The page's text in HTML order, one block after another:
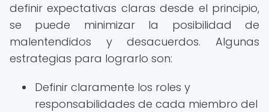
definir expectativas claras desde el principio,
se puede minimizar la posibilidad de
malentendidos y desacuerdos. Algunas
estrategias para lograrlo son:
Definir claramente los roles y
responsabilidades de cada miembro del